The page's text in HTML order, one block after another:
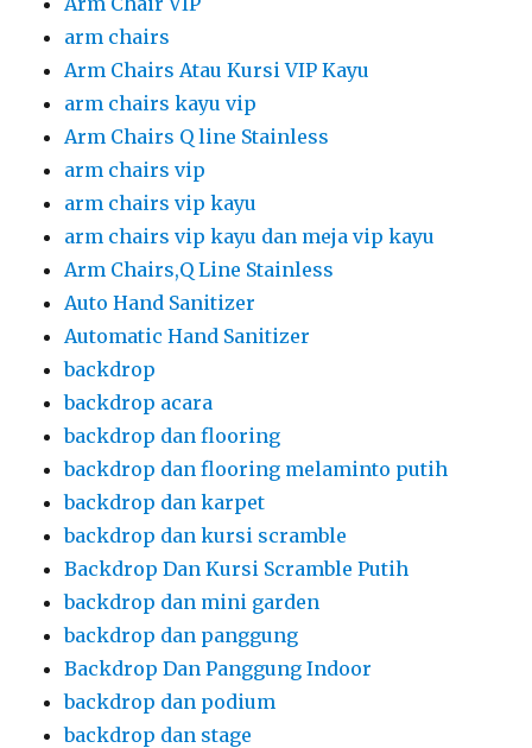
arm chairs
Arm Chairs Atau Kursi VIP Kayu
arm chairs kayu vip
Arm Chairs Q line Stainless
arm chairs vip
arm chairs vip kayu
arm chairs vip kayu dan meja vip kayu
Arm Chairs,Q Line Stainless
Auto Hand Sanitizer
Automatic Hand Sanitizer
backdrop
backdrop acara
backdrop dan flooring
backdrop dan flooring melaminto putih
backdrop dan karpet
backdrop dan kursi scramble
Backdrop Dan Kursi Scramble Putih
backdrop dan mini garden
backdrop dan panggung
Backdrop Dan Panggung Indoor
backdrop dan podium
backdrop dan stage